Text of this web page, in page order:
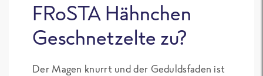
FRoSTA Hähnchen
Geschnetzelte zu?
Der Magen knurrt und der Geduldsfaden ist